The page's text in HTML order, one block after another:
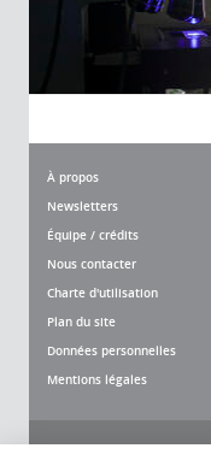
À propos
Newsletters
Équipe / crédits
Nous contacter
Charte d'utilisation
Plan du site
Données personnelles
Mentions légales